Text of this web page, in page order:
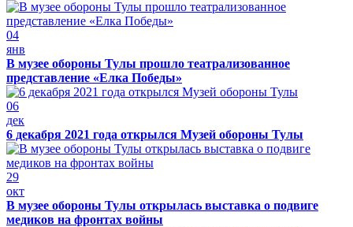
04
янв
В музее обороны Тулы прошло театрализованное
представление «Елка Победы»
06
дек
6 декабря 2021 года открылся Музей обороны Тулы
29
окт
В музее обороны Тулы открылась выставка о подвиге
медиков на фронтах войны